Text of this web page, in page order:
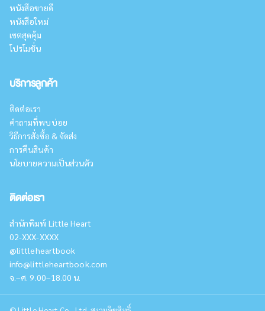
หนังสือขายดี
หนังสือใหม่
เซตสุดคุ้ม
โปรโมชั่น
บริการลูกค้า
ติดต่อเรา
คำถามที่พบบ่อย
วิธีการสั่งซื้อ & จัดส่ง
การคืนสินค้า
นโยบายความเป็นส่วนตัว
ติดต่อเรา
สำนักพิมพ์ Little Heart
02-XXX-XXXX
@littleheartbook
info@littleheartbook.com
จ.–ศ. 9.00–18.00 น.